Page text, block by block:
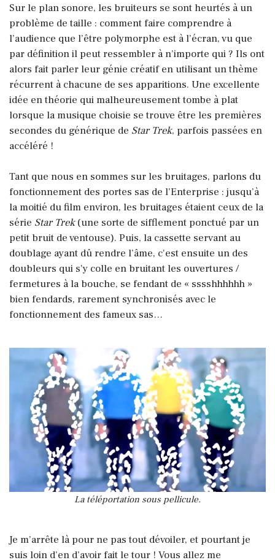
Sur le plan sonore, les bruiteurs se sont heurtés à un
problème de taille : comment faire comprendre à
l’audience que l’être polymorphe est à l’écran, vu que
par définition il peut ressembler à n’importe qui ? Ils ont
alors fait parler leur génie créatif en utilisant un thème
récurrent à chacune de ses apparitions. Une excellente
idée en théorie qui malheureusement tombe à plat
lorsque la musique choisie se trouve être les premières
secondes du générique de Star Trek, parfois passées en
accéléré !
Tant que nous en sommes sur les bruitages, parlons du
fonctionnement des portes sas de l’Enterprise : jusqu’à
la moitié du film environ, les bruitages étaient ceux de la
série Star Trek(une sorte de sifflement ponctué par un
petit bruit de ventouse). Puis, la cassette servant au
doublage ayant dû rendre l’âme, c'est ensuite un des
doubleurs qui s'y colle en bruitant les ouvertures /
fermetures à la bouche, se fendant de « sssshhhhhh »
bien fendards, rarement synchronisés avec le
fonctionnement des fameux sas…
La téléportation sous pellicule.
Je m’arrête là pour ne pas tout dévoiler, et pourtant je
suis loin d’en d’avoir fait le tour ! Vous allez me